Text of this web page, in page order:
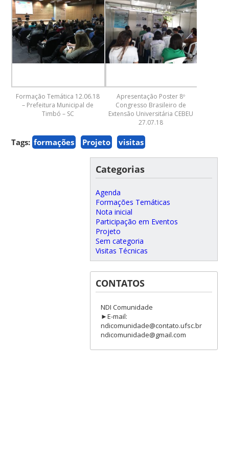
Formação Temática 12.06.18
– Prefeitura Municipal de
Timbó – SC
Apresentação Poster 8º
Congresso Brasileiro de
Extensão Universitária CEBEU
27.07.18
Tags: formações Projeto visitas
Categorias
Agenda
Formações Temáticas
Nota inicial
Participação em Eventos
Projeto
Sem categoria
Visitas Técnicas
CONTATOS
NDI Comunidade
►E-mail:
ndicomunidade@contato.ufsc.br
ndicomunidade@gmail.com